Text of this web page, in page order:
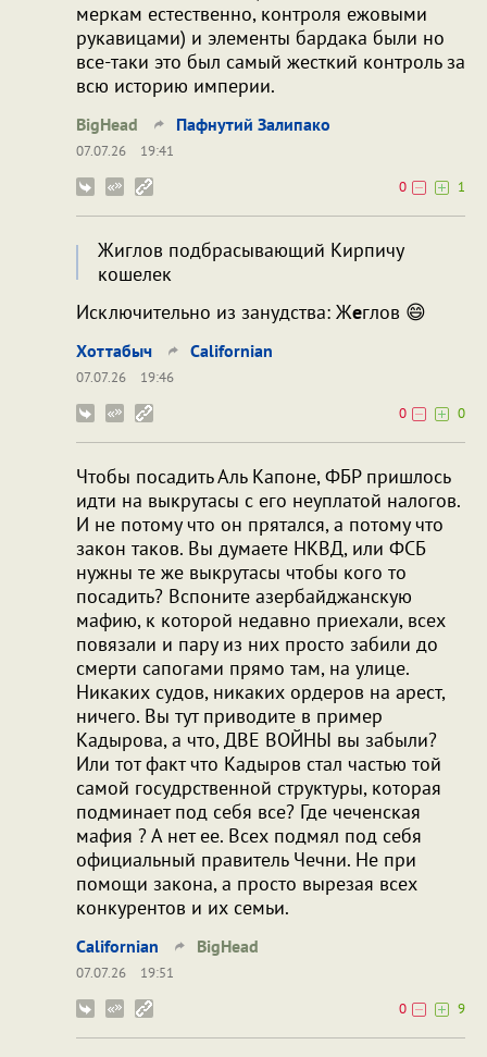
меркам естественно, контроля ежовыми
рукавицами) и элементы бардака были но
все-таки это был самый жесткий контроль за
всю историю империи.
BigHead Пафнутий Залипако
07.07.26
19:41
0
1
Жиглов подбрасывающий Кирпичу
кошелек
Исключительно из занудства: Жеглов 😄
Хоттабыч Californian
07.07.26
19:46
0
0
Чтобы посадить Аль Капоне, ФБР пришлось
идти на выкрутасы с его неуплатой налогов.
И не потому что он прятался, а потому что
закон таков. Вы думаете НКВД, или ФСБ
нужны те же выкрутасы чтобы кого то
посадить? Вспоните азербайджанскую
мафию, к которой недавно приехали, всех
повязали и пару из них просто забили до
смерти сапогами прямо там, на улице.
Никаких судов, никаких ордеров на арест,
ничего. Вы тут приводите в пример
Кадырова, а что, ДВЕ ВОЙНЫ вы забыли?
Или тот факт что Кадыров стал частью той
самой госудрственной структуры, которая
подминает под себя все? Где чеченская
мафия ? А нет ее. Всех подмял под себя
официальный правитель Чечни. Не при
помощи закона, а просто вырезая всех
конкурентов и их семьи.
Californian BigHead
07.07.26
19:51
0
9